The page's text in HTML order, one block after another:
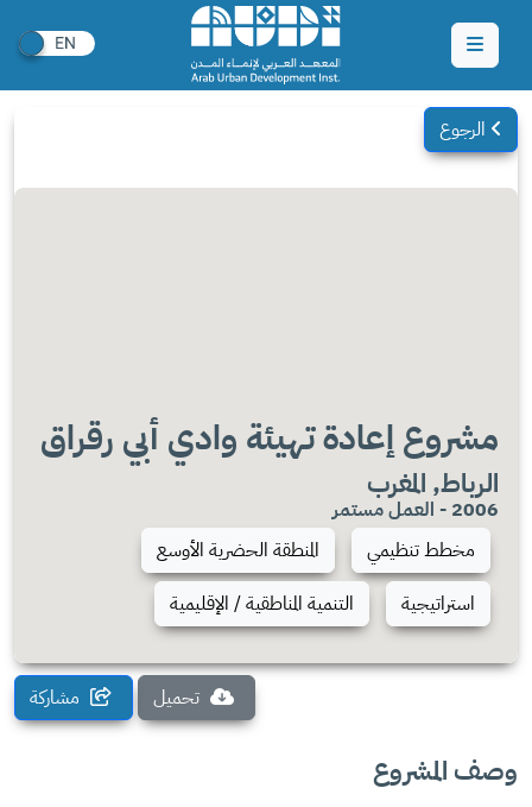
الرجوع
مشروع إعادة تهيئة وادي أبي رقراق
الرباط, المغرب
2006 - العمل مستمر
مخطط تنظيمي
المنطقة الحضرية الأوسع
استراتيجية
التنمية المناطقية / الإقليمية
تحميل مشاركة
وصف المشروع